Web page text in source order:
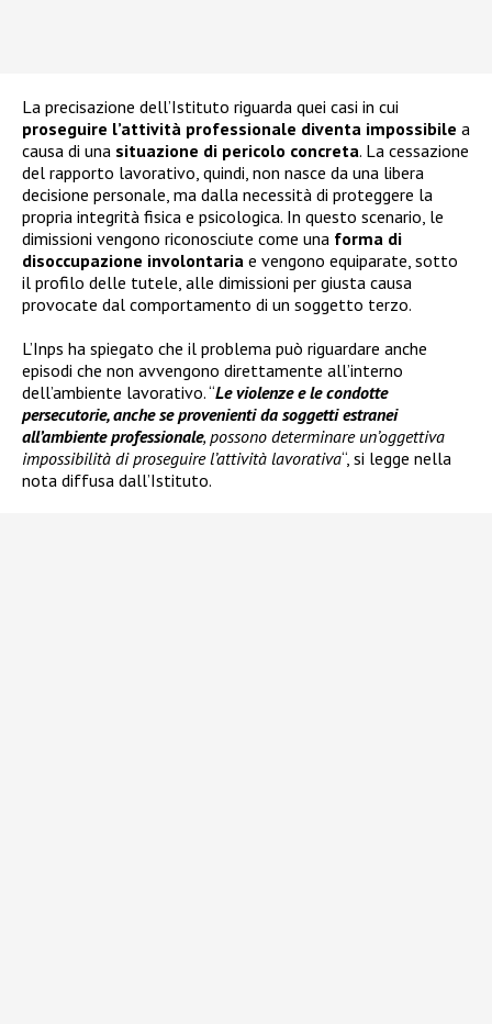
La precisazione dell’Istituto riguarda quei casi in cui
proseguire l’attività professionale diventa impossibile a
causa di una situazione di pericolo concreta. La cessazione
del rapporto lavorativo, quindi, non nasce da una libera
decisione personale, ma dalla necessità di proteggere la
propria integrità fisica e psicologica. In questo scenario, le
dimissioni vengono riconosciute come una forma di
disoccupazione involontaria e vengono equiparate, sotto
il profilo delle tutele, alle dimissioni per giusta causa
provocate dal comportamento di un soggetto terzo.
L’Inps ha spiegato che il problema può riguardare anche
episodi che non avvengono direttamente all’interno
dell’ambiente lavorativo. “Le violenze e le condotte
persecutorie, anche se provenienti da soggetti estranei
all’ambiente professionale, possono determinare un’oggettiva
impossibilità di proseguire l’attività lavorativa“, si legge nella
nota diffusa dall’Istituto.